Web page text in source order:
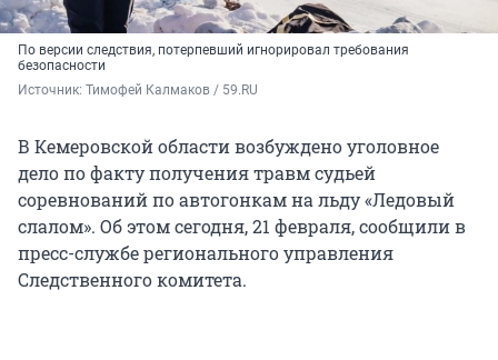
По версии следствия, потерпевший игнорировал требования
безопасности
Источник: Тимофей Калмаков / 59.RU
В Кемеровской области возбуждено уголовное
дело по факту получения травм судьей
соревнований по автогонкам на льду «Ледовый
слалом». Об этом сегодня, 21 февраля, сообщили в
пресс-службе регионального управления
Следственного комитета.